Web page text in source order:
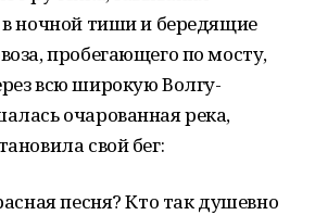
в ночной тиши и бередящие
пробегающего по мосту,
всю широкую Волгу-
очарованная река,
свой бег:
песня? Кто так душевно